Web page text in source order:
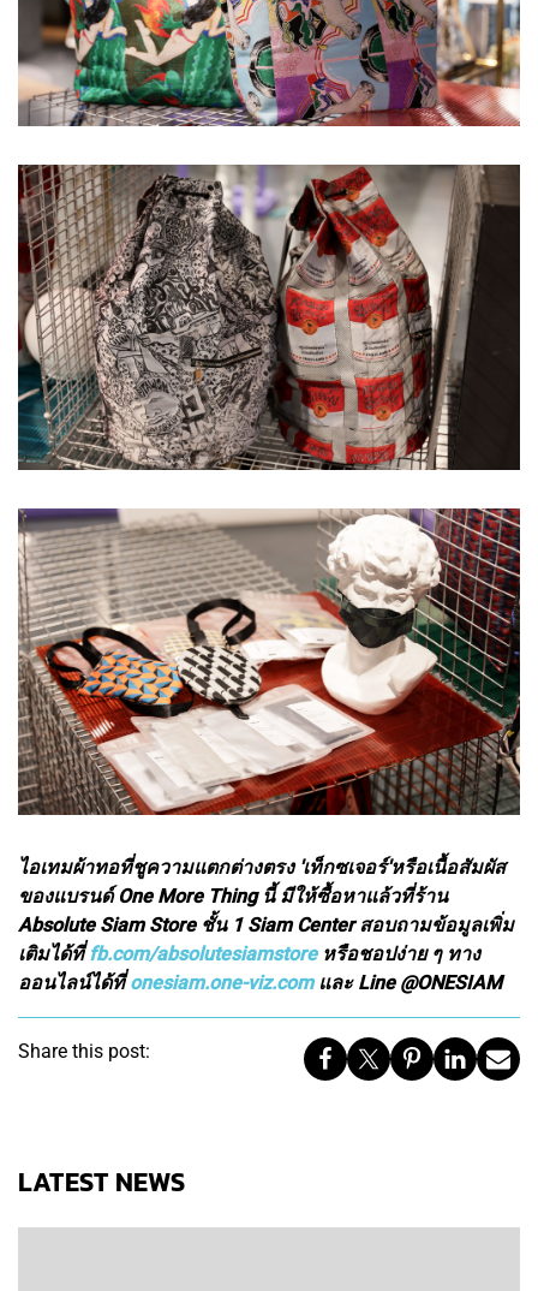
ไอเทมผ้าทอที่ชูความแตกต่างตรง 'เท็กซเจอร์'หรือเนื้อสัมผัส
ของแบรนด์ One More Thing นี้ มีให้ซื้อหาแล้วที่ร้าน
Absolute Siam Store ชั้น 1 Siam Center สอบถามข้อมูลเพิ่ม
เติมได้ที่fb.com/absolutesiamstoreหรือชอปง่าย ๆ ทาง
ออนไลน์ได้ที่onesiam.one-viz.comและ Line @ONESIAM
Share this post:
LATEST NEWS